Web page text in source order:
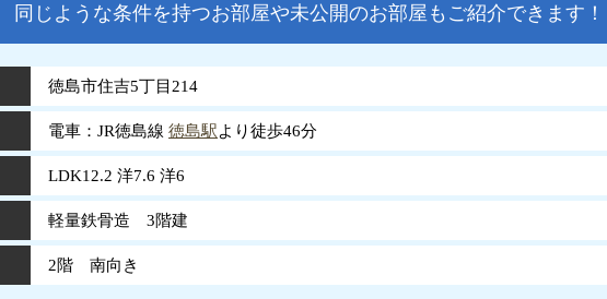
同じような条件を持つお部屋や未公開のお部屋もご紹介できます！
徳島市住吉5丁目214
電車：JR徳島線 徳島駅より徒歩46分
LDK12.2 洋7.6 洋6
軽量鉄骨造 3階建
2階 南向き